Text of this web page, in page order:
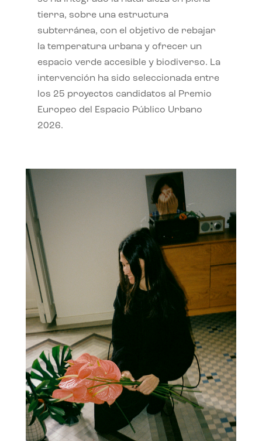
tierra, sobre una estructura
subterránea, con el objetivo de rebajar
la temperatura urbana y ofrecer un
espacio verde accesible y biodiverso. La
intervención ha sido seleccionada entre
los 25 proyectos candidatos al Premio
Europeo del Espacio Público Urbano
2026.